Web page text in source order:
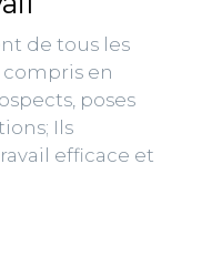
de tous les
en
poses
Ils
efficace et